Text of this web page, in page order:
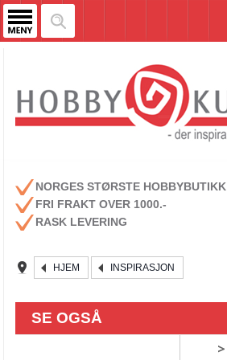
NORGES STØRSTE HOBBYBUTIKK
FRI FRAKT OVER 1000.-
RASK LEVERING
HJEM INSPIRASJON
SE OGSÅ
>